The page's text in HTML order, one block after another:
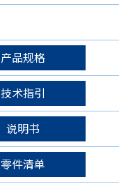
产品规格
技术指引
说明书
零件清单